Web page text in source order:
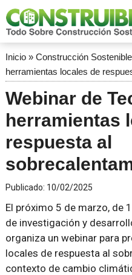
Inicio» Construcción Sostenible
herramientas locales de
Webinar de
herramientas
respuesta al
Publicado: 10/02/2025
El próximo 5 de marzo, de
de investigación y
organiza un webinar para
locales de respuesta al
contexto de cambio